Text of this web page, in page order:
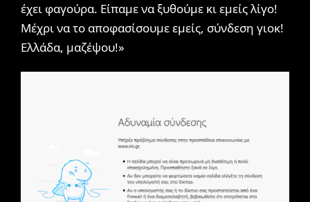
έχει φαγούρα. Είπαμε να ξυθούμε κι εμείς λίγο!
Μέχρι να το αποφασίσουμε εμείς, σύνδεση γιοκ!
Ελλάδα, μαζέψου!»